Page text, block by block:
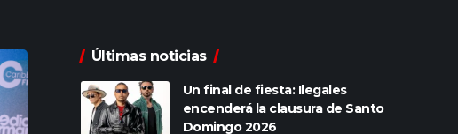
Últimas noticias
Un final de fiesta: Ilegales
encenderá la clausura de Santo
Domingo 2026